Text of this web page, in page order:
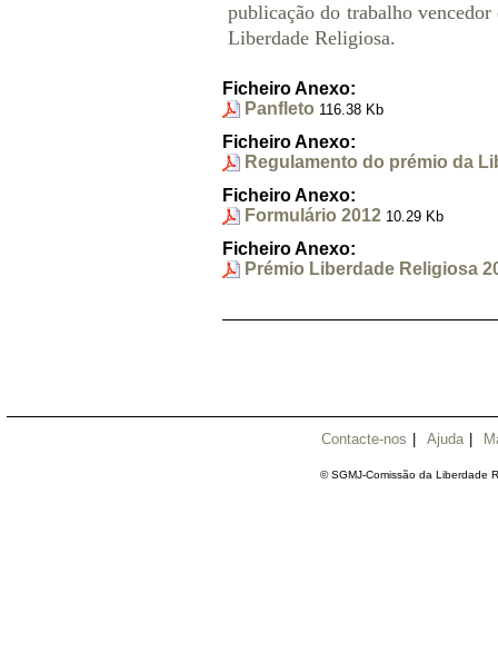
publicação do trabalho
Liberdade Religiosa.
Ficheiro Anexo:
Panfleto 116.38 Kb
Ficheiro Anexo:
Regulamento do prémio da
Ficheiro Anexo:
Formulário 2012 10.29 Kb
Ficheiro Anexo:
Prémio Liberdade Religiosa
Contacte-nos | Ajuda |
© SGMJ-Comissão da Liberdade